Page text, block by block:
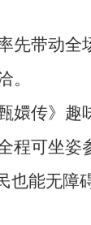
先带动全
。
嬛传》趣
程可坐姿
能无障